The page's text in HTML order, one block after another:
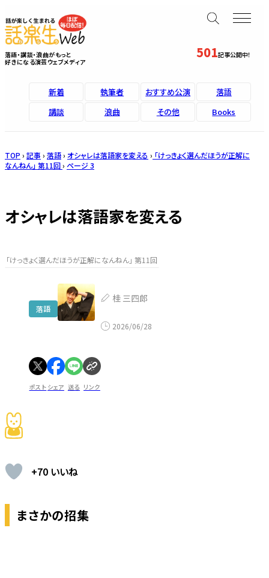
501記事公開中！
落語・講談・浪曲がもっと
好きになる演芸ウェブメディア
新着 執筆者 おすすめ公演
落語
講談
浪曲 その他 Books
TOP › 記事 › 落語› オシャレは落語家を変える › 「けっきょく選んだほうが正解に
なんねん」 第11回› ページ 3
オシャレは落語家を変える
「けっきょく選んだほうが正解になんねん」 第11回
落語
桂 三四郎
2026/06/28
ポスト シェア 送る リンク
+70 いいね
まさかの招集